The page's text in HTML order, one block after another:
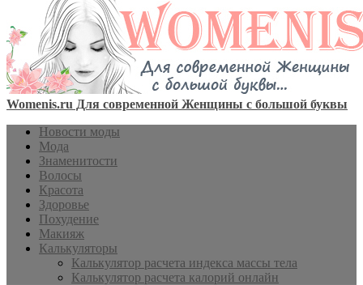
Womenis.ru Для современной Женщины с большой буквы
Новости моды
Мода
Знаменитости
Волосы
Красота
Здоровье
Похудение
Макияж
Калькуляторы
Калькулятор расчета индекса массы тела
Калькулятор расчета калорий онлайн